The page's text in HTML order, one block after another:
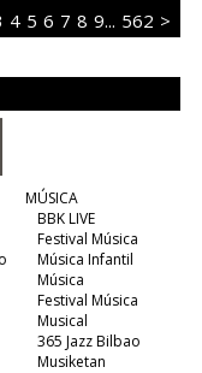
4 5 6 7 8 9... 562 >
MÚSICA
BBK LIVE
Festival Música
Música Infantil
Música
Festival Música
Musical
365 Jazz Bilbao
Musiketan